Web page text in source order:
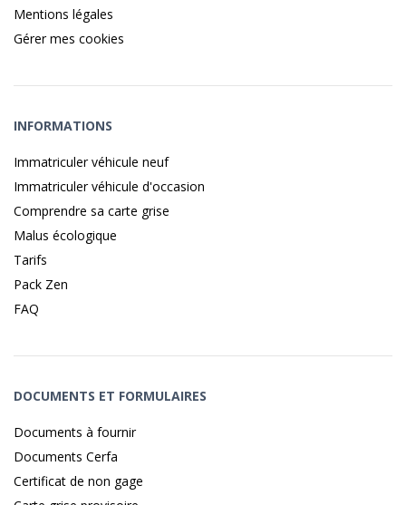
Mentions légales
Gérer mes cookies
INFORMATIONS
Immatriculer véhicule neuf
Immatriculer véhicule d'occasion
Comprendre sa carte grise
Malus écologique
Tarifs
Pack Zen
FAQ
DOCUMENTS ET FORMULAIRES
Documents à fournir
Documents Cerfa
Certificat de non gage